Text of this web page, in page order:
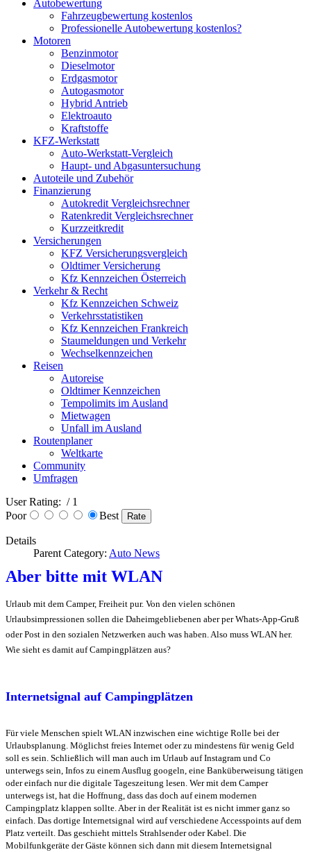
Autobewertung
Fahrzeugbewertung kostenlos
Professionelle Autobewertung kostenlos?
Motoren
Benzinmotor
Dieselmotor
Erdgasmotor
Autogasmotor
Hybrid Antrieb
Elektroauto
Kraftstoffe
KFZ-Werkstatt
Auto-Werkstatt-Vergleich
Haupt- und Abgasuntersuchung
Autoteile und Zubehör
Finanzierung
Autokredit Vergleichsrechner
Ratenkredit Vergleichsrechner
Kurzzeitkredit
Versicherungen
KFZ Versicherungsvergleich
Oldtimer Versicherung
Kfz Kennzeichen Österreich
Verkehr & Recht
Kfz Kennzeichen Schweiz
Verkehrsstatistiken
Kfz Kennzeichen Frankreich
Staumeldungen und Verkehr
Wechselkennzeichen
Reisen
Autoreise
Oldtimer Kennzeichen
Tempolimits im Ausland
Mietwagen
Unfall im Ausland
Routenplaner
Weltkarte
Community
Umfragen
User Rating: / 1
Poor
Best
Details
Parent Category: Auto News
Aber bitte mit WLAN
Urlaub mit dem Camper, Freiheit pur. Von den vielen schönen
Urlaubsimpressionen sollen die Daheimgebliebenen aber per Whats-App-Gruß
oder Post in den sozialen Netzwerken auch was haben. Also muss WLAN her.
Wie sieht es damit auf Campingplätzen aus?
Internetsignal auf Campingplätzen
Für viele Menschen spielt WLAN inzwischen eine wichtige Rolle bei der
Urlaubsplanung. Möglichst freies Internet oder zu mindestens für wenig Geld
soll es sein. Schließlich will man auch im Urlaub auf Instagram und Co
unterwegs sein, Infos zu einem Ausflug googeln, eine Banküberweisung tätigen
oder einfach nur die digitale Tageszeitung lesen. Wer mit dem Camper
unterwegs ist, hat die Hoffnung, dass das doch auf einem modernen
Campingplatz klappen sollte. Aber in der Realität ist es nicht immer ganz so
einfach. Das dortige Internetsignal wird auf verschiedene Accesspoints auf dem
Platz verteilt. Das geschieht mittels Strahlsender oder Kabel. Die
Mobilfunkgeräte der Gäste können sich dann mit diesem Internetsignal